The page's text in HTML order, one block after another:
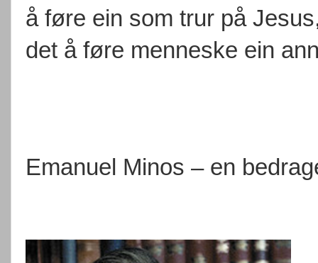
å føre ein som trur på
det å føre menneske ein
Emanuel Minos – en